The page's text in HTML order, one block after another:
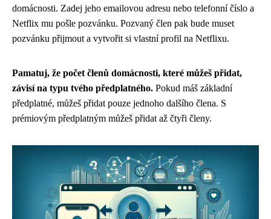
domácnosti. Zadej jeho emailovou adresu nebo telefonní číslo a
Netflix mu pošle pozvánku. Pozvaný člen pak bude muset
pozvánku přijmout a vytvořit si vlastní profil na Netflixu.
Pamatuj, že počet členů domácnosti, které můžeš přidat,
závisí na typu tvého předplatného. Pokud máš základní
předplatné, můžeš přidat pouze jednoho dalšího člena. S
prémiovým předplatným můžeš přidat až čtyři členy.